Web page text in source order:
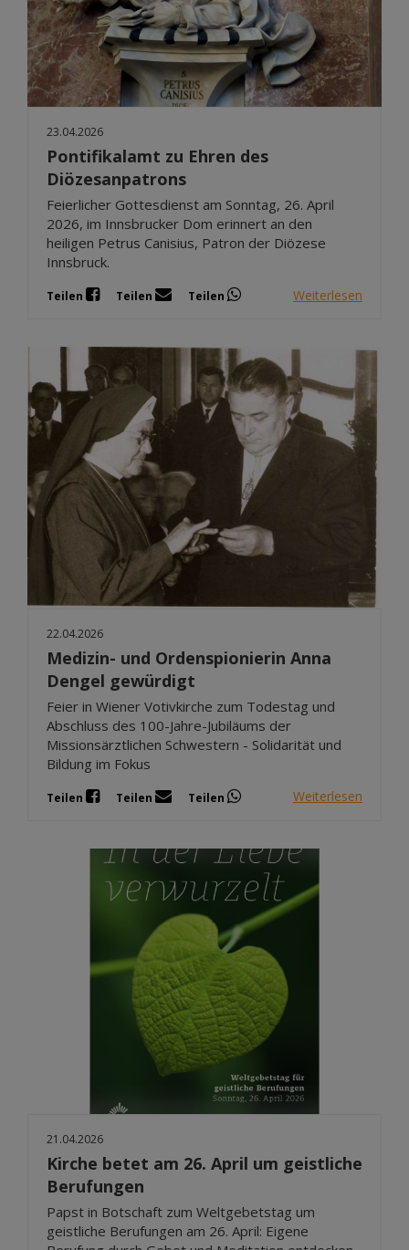
23.04.2026
Pontifikalamt zu Ehren des
Diözesanpatrons
Feierlicher Gottesdienst am Sonntag, 26. April
2026, im Innsbrucker Dom erinnert an den
heiligen Petrus Canisius, Patron der Diözese
Innsbruck.
Teilen Teilen Teilen Weiterlesen
22.04.2026
Medizin- und Ordenspionierin Anna
Dengel gewürdigt
Feier in Wiener Votivkirche zum Todestag und
Abschluss des 100-Jahre-Jubiläums der
Missionsärztlichen Schwestern - Solidarität und
Bildung im Fokus
Teilen Teilen Teilen Weiterlesen
21.04.2026
Kirche betet am 26. April um geistliche
Berufungen
Papst in Botschaft zum Weltgebetstag um
geistliche Berufungen am 26. April: Eigene